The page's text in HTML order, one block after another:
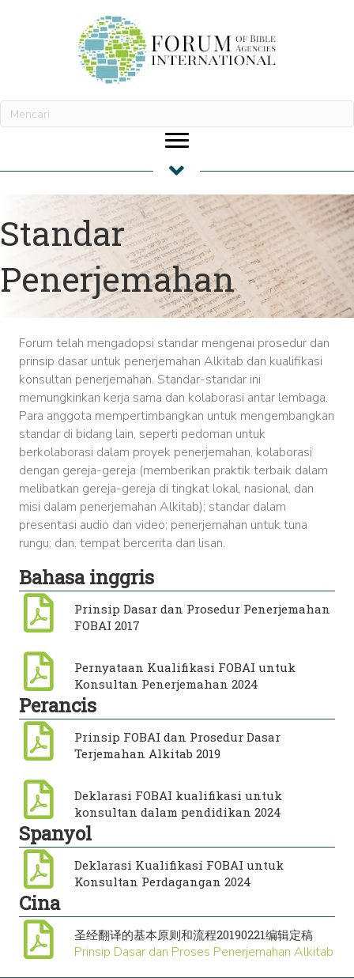
Standar
Penerjemahan
Forum telah mengadopsi standar mengenai prosedur dan
prinsip dasar untuk penerjemahan Alkitab dan kualifikasi
konsultan penerjemahan. Standar-standar ini
memungkinkan kerja sama dan kolaborasi antar lembaga.
Para anggota mempertimbangkan untuk mengembangkan
standar di bidang lain, seperti pedoman untuk
berkolaborasi dalam proyek penerjemahan, kolaborasi
dengan gereja-gereja (memberikan praktik terbaik dalam
melibatkan gereja-gereja di tingkat lokal, nasional, dan
misi dalam penerjemahan Alkitab); standar dalam
presentasi audio dan video; penerjemahan untuk tuna
rungu; dan, tempat bercerita dan lisan.
Bahasa inggris
Prinsip Dasar dan Prosedur Penerjemahan
FOBAI 2017
Pernyataan Kualifikasi FOBAI untuk
Konsultan Penerjemahan 2024
Perancis
Prinsip FOBAI dan Prosedur Dasar
Terjemahan Alkitab 2019
Deklarasi FOBAI kualifikasi untuk
konsultan dalam pendidikan 2024
Spanyol
Deklarasi Kualifikasi FOBAI untuk
Konsultan Perdagangan 2024
Cina
圣经翻译的基本原则和流程20190221编辑定稿
Prinsip Dasar dan Proses Penerjemahan Alkitab